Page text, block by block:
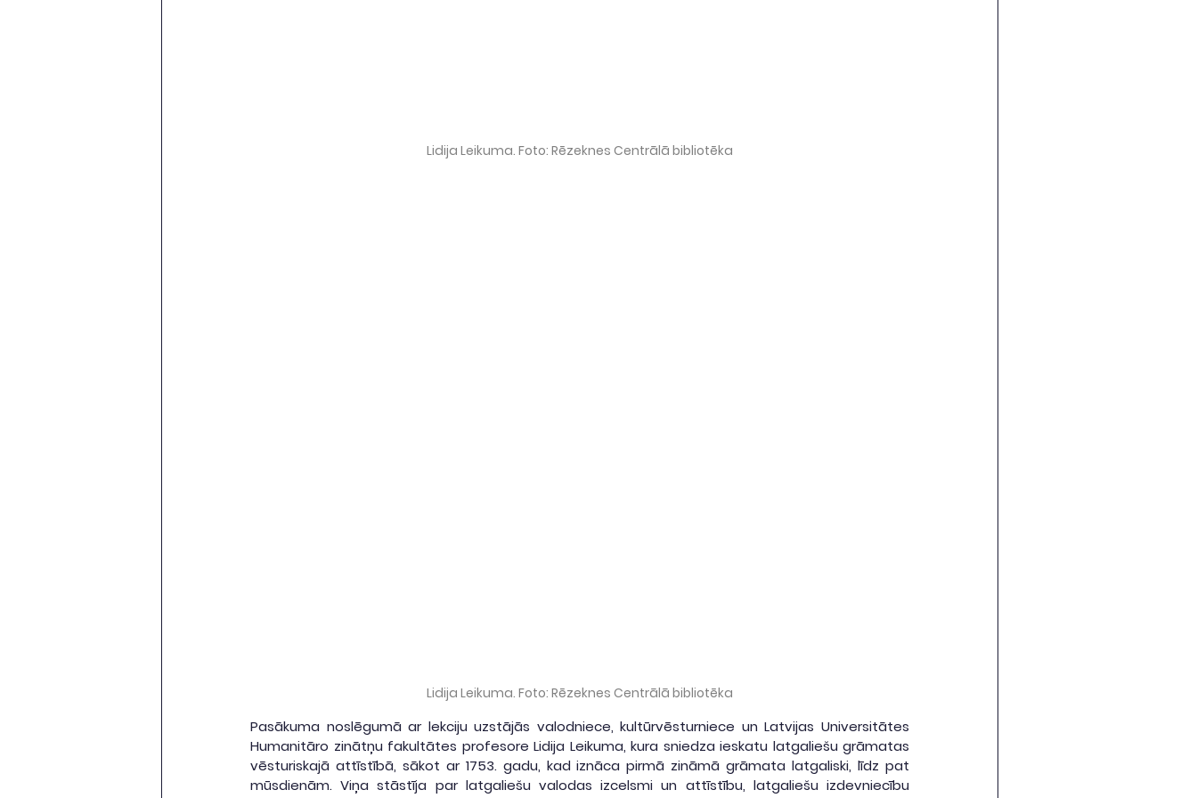
Lidija Leikuma. Foto: Rēzeknes Centrālā bibliotēka
Lidija Leikuma. Foto: Rēzeknes Centrālā bibliotēka
Pasākuma noslēgumā ar lekciju uzstājās valodniece, kultūrvēsturniece un Latvijas Universitātes
Humanitāro zinātņu fakultātes profesore Lidija Leikuma, kura sniedza ieskatu latgaliešu grāmatas
vēsturiskajā attīstībā, sākot ar 1753. gadu, kad iznāca pirmā zināmā grāmata latgaliski, līdz pat
mūsdienām. Viņa stāstīja par latgaliešu valodas izcelsmi un attīstību, latgaliešu izdevniecību